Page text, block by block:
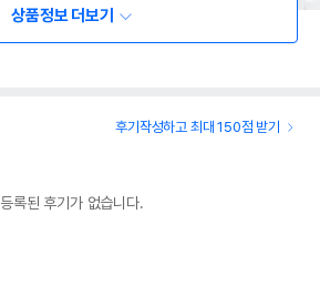
상품정보 더보기
후기작성하고 최대 150점 받기
등록된 후기가 없습니다.